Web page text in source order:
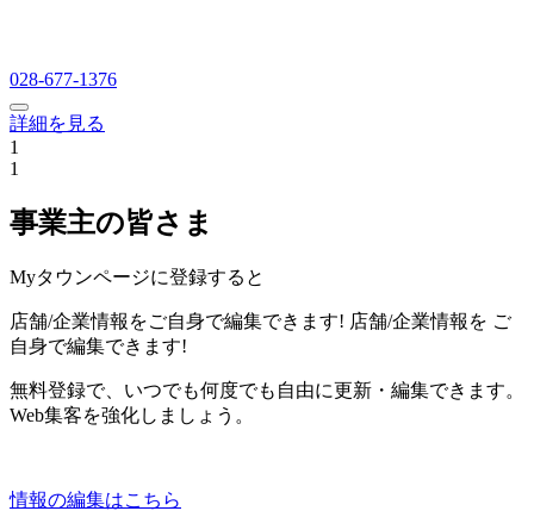
028-677-1376
詳細を見る
1
1
事業主の皆さま
Myタウンページに登録すると
店舗/企業情報をご自身で編集できます! 店舗/企業情報を ご
自身で編集できます!
無料登録で、いつでも何度でも自由に更新・編集できます。
Web集客を強化しましょう。
情報の編集はこちら